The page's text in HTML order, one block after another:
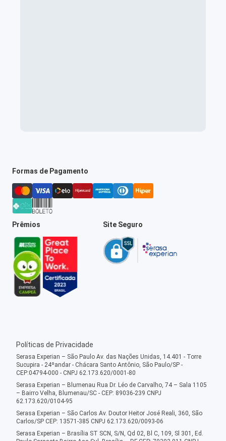
Formas de Pagamento
Prêmios Site Seguro
Políticas de Privacidade
Serasa Experian – São Paulo Av. das Nações Unidas, 14.401 - Torre
Sucupira - 24ºandar - Chácara Santo Antônio, São Paulo/SP -
CEP:04794-000 - CNPJ 62.173.620/0001-80
Serasa Experian – Blumenau Rua Dr. Léo de Carvalho, 74 – Sala 1105
– Bairro Velha, Blumenau/SC - CEP: 89036-239 CNPJ
62.173.620/0104-95
Serasa Experian – São Carlos Av. Doutor Heitor José Reali, 360, São
Carlos/SP CEP: 13571-385 CNPJ 62.173.620/0093-06
Serasa Experian – Brasília ST SCN, S/N, Qd 02, Bl C, 109, Sl 301, Ed.